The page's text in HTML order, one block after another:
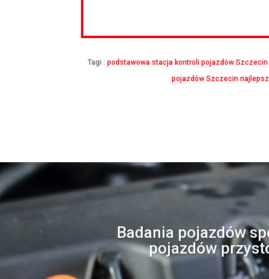
Tagi : podstawowa stacja kontroli pojazdów Szczecin
pojazdów Szczecin
Badania pojazdów
pojazdów